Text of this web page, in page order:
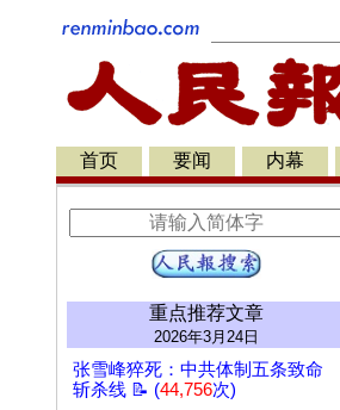
首页 要闻 内幕
重点推荐文章
2026年3月24日
张雪峰猝死：中共体制五条致命
斩杀线 📝 (44,756次)